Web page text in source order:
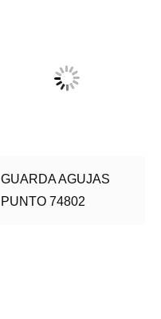
GUARDA AGUJAS
PUNTO 74802